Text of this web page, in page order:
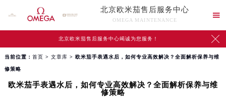
北京欧米茄售后服务中心
OMEGA MAINTENANCE

北京欧米茄售后服务中心竭诚为您服务！ 
当前位置： 首页 > 文章库 > 欧米茄手表遇水后，如何专业高效解决？全面解析保养与维
修策略
欧米茄手表遇水后，如何专业高效解决？全面解析保养与维
修策略